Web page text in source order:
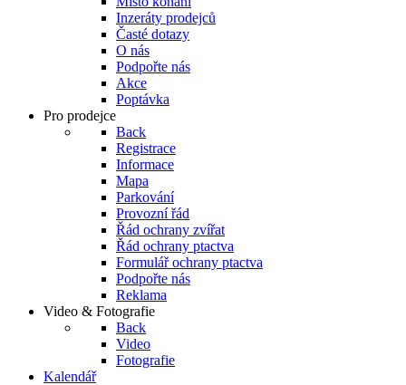
Inzeráty prodejců
Časté dotazy
O nás
Podpořte nás
Akce
Poptávka
Pro prodejce
Back
Registrace
Informace
Mapa
Parkování
Provozní řád
Řád ochrany zvířat
Řád ochrany ptactva
Formulář ochrany ptactva
Podpořte nás
Reklama
Video & Fotografie
Back
Video
Fotografie
Kalendář